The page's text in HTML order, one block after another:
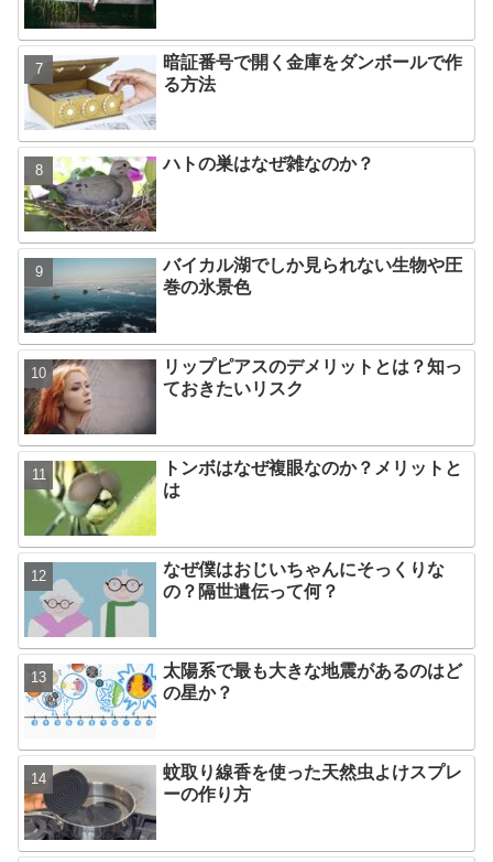
暗証番号で開く金庫をダンボールで作
る方法
ハトの巣はなぜ雑なのか？
バイカル湖でしか見られない生物や圧
巻の氷景色
リップピアスのデメリットとは？知っ
ておきたいリスク
トンボはなぜ複眼なのか？メリットと
は
なぜ僕はおじいちゃんにそっくりな
の？隔世遺伝って何？
太陽系で最も大きな地震があるのはど
の星か？
蚊取り線香を使った天然虫よけスプレ
ーの作り方